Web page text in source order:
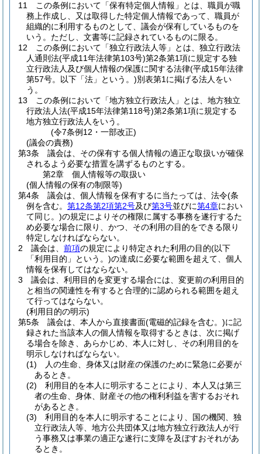
11
この条例において「保有特定個人情報」とは、職員が職
務上作成し、又は取得した特定個人情報であって、職員が
組織的に利用するものとして、議会が保有しているものを
いう。 ただし、文書等に記録されているものに限る。
12
この条例において「独立行政法人等」とは、独立行政法
人通則法(平成11年法律第103号)第2条第1項に規定する独
立行政法人及び個人情報の保護に関する法律(平成15年法律
第57号。以下「法」という。)別表第1に掲げる法人をい
う。
13
この条例において「地方独立行政法人」とは、地方独立
行政法人法(平成15年法律第118号)第2条第1項に規定する
地方独立行政法人をいう。
(令7条例12・一部改正)
(議会の責務)
第3条
議会は、その保有する個人情報の適正な取扱いが確保
されるよう必要な措置を講ずるものとする。
第2章
個人情報等の取扱い
(個人情報の保有の制限等)
第4条
議会は、個人情報を保有するに当たっては、法令(条
例を含む。 第12条第2項第2号及び第3号並びに第4章におい
て同じ。)の規定によりその権限に属する事務を遂行するた
め必要な場合に限り、かつ、その利用の目的をできる限り
特定しなければならない。
2
議会は、 前項の規定により特定された利用の目的(以下
「利用目的」という。)の達成に必要な範囲を超えて、個人
情報を保有してはならない。
3
議会は、利用目的を変更する場合には、変更前の利用目的
と相当の関連性を有すると合理的に認められる範囲を超え
て行ってはならない。
(利用目的の明示)
第5条
議会は、本人から直接書面(電磁的記録を含む。)に記
録された当該本人の個人情報を取得するときは、次に掲げ
る場合を除き、あらかじめ、本人に対し、その利用目的を
明示しなければならない。
(1)
人の生命、身体又は財産の保護のために緊急に必要が
あるとき。
(2)
利用目的を本人に明示することにより、本人又は第三
者の生命、身体、財産その他の権利利益を害するおそれ
があるとき。
(3)
利用目的を本人に明示することにより、国の機関、独
立行政法人等、地方公共団体又は地方独立行政法人が行
う事務又は事業の適正な遂行に支障を及ぼすおそれがあ
るとき。